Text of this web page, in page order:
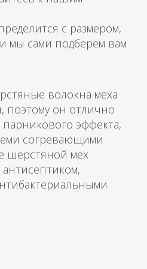
с размером,
мы сами подберем вам
волокна меха
поэтому он отлично
эффекта,
согревающими
шерстяной мех